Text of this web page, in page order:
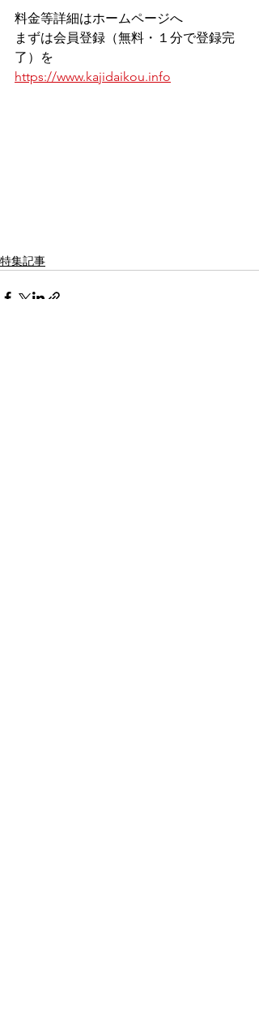
料金等詳細はホームページへ
まずは会員登録（無料・１分で登録完
了）を
https://www.kajidaikou.info
特集記事